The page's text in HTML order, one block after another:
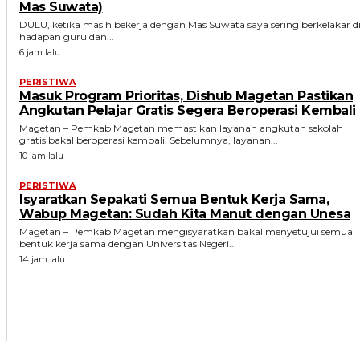
Mas Suwata)
DULU, ketika masih bekerja dengan Mas Suwata saya sering berkelakar di
hadapan guru dan...
6 jam lalu
PERISTIWA
Masuk Program Prioritas, Dishub Magetan Pastikan
Angkutan Pelajar Gratis Segera Beroperasi Kembali
Magetan – Pemkab Magetan memastikan layanan angkutan sekolah
gratis bakal beroperasi kembali. Sebelumnya, layanan...
10 jam lalu
PERISTIWA
Isyaratkan Sepakati Semua Bentuk Kerja Sama,
Wabup Magetan: Sudah Kita Manut dengan Unesa
Magetan – Pemkab Magetan mengisyaratkan bakal menyetujui semua
bentuk kerja sama dengan Universitas Negeri...
14 jam lalu